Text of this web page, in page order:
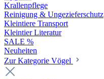
Krallenpflege
Reinigung & Ungezieferschutz
Kleintiere Transport
Kleintier Literatur
SALE %
Neuheiten
Zur Kategorie Vögel